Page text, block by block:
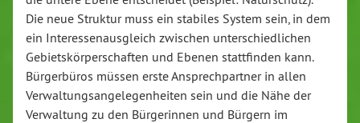
Die neue Struktur muss ein stabiles System sein, in dem
ein Interessenausgleich zwischen unterschiedlichen
Gebietskörperschaften und Ebenen stattfinden kann.
Bürgerbüros müssen erste Ansprechpartner in allen
Verwaltungsangelegenheiten sein und die Nähe der
Verwaltung zu den Bürgerinnen und Bürgern im